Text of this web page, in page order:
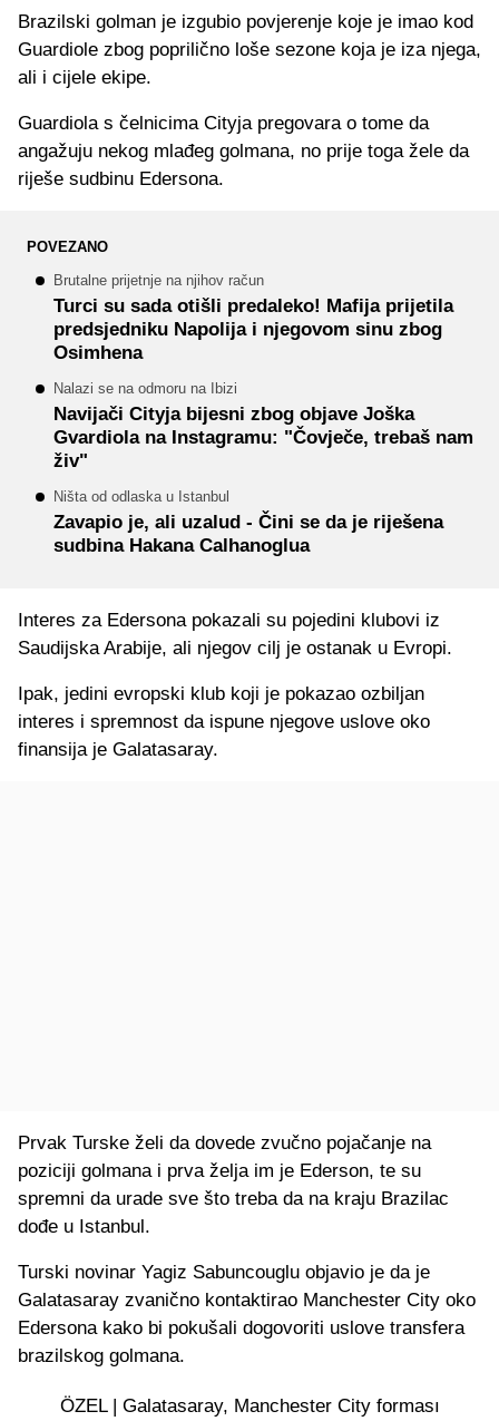
Brazilski golman je izgubio povjerenje koje je imao kod
Guardiole zbog poprilično loše sezone koja je iza njega,
ali i cijele ekipe.
Guardiola s čelnicima Cityja pregovara o tome da
angažuju nekog mlađeg golmana, no prije toga žele da
riješe sudbinu Edersona.
POVEZANO
Brutalne prijetnje na njihov račun
Turci su sada otišli predaleko! Mafija prijetila
predsjedniku Napolija i njegovom sinu zbog
Osimhena
Nalazi se na odmoru na Ibizi
Navijači Cityja bijesni zbog objave Joška
Gvardiola na Instagramu: "Čovječe, trebaš nam
živ"
Ništa od odlaska u Istanbul
Zavapio je, ali uzalud - Čini se da je riješena
sudbina Hakana Calhanoglua
Interes za Edersona pokazali su pojedini klubovi iz
Saudijska Arabije, ali njegov cilj je ostanak u Evropi.
Ipak, jedini evropski klub koji je pokazao ozbiljan
interes i spremnost da ispune njegove uslove oko
finansija je Galatasaray.
Prvak Turske želi da dovede zvučno pojačanje na
poziciji golmana i prva želja im je Ederson, te su
spremni da urade sve što treba da na kraju Brazilac
dođe u Istanbul.
Turski novinar Yagiz Sabuncouglu objavio je da je
Galatasaray zvanično kontaktirao Manchester City oko
Edersona kako bi pokušali dogovoriti uslove transfera
brazilskog golmana.
ÖZEL | Galatasaray, Manchester City forması